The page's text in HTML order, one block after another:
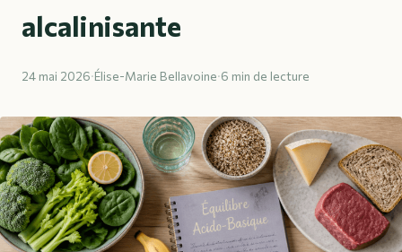
alcalinisante
24 mai 2026·Élise-Marie Bellavoine·6 min de lecture